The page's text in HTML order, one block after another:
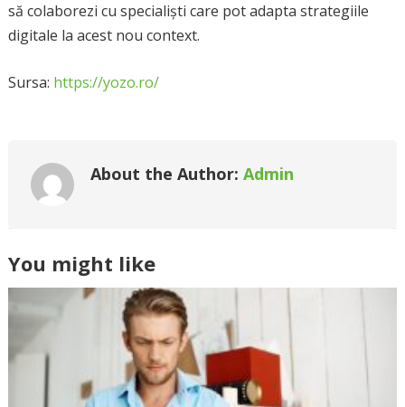
să colaborezi cu specialiști care pot adapta strategiile
digitale la acest nou context.
Sursa: https://yozo.ro/
About the Author: Admin
You might like